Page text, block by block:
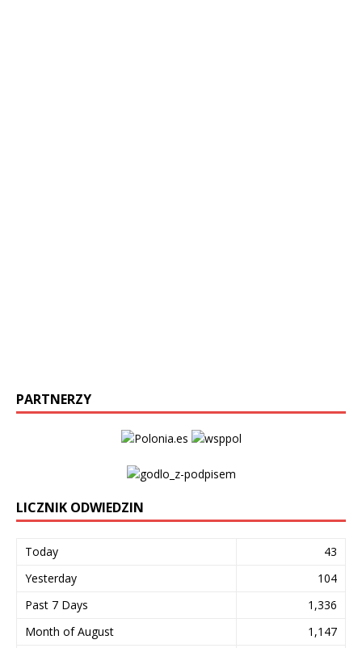
PARTNERZY
LICZNIK ODWIEDZIN
Today
43
Yesterday
104
Past 7 Days
1,336
Month of August
1,147